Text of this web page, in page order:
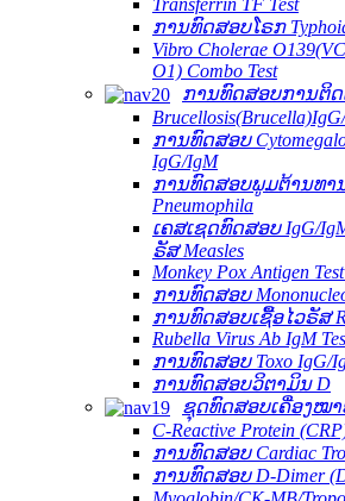
ການທົດສອບໂຣກ
Vibro Cholerae
O1) Combo Test
ການທົດສອບການຕິດ
ການທົດສອບ
IgG/IgM
ການທົດສອບພູມຕ້ານທານ
Pneumophila
ເຄສເຊດທົດສອບ IgG/
ຣັສ Measles
Monkey Pox Antigen
ການທົດສອບ
ການທົດສອບເຊື້ອໄວຣັສ
Rubella Virus Ab IgM
ການທົດສອບ Toxo IgG/
ການທົດສອບວິຕາມິນ D
ຊຸດທົດສອບເຄື່ອງໝ
C-Reactive Protein
ການທົດສອບ Cardiac
ການທົດສອບ D-Dimer